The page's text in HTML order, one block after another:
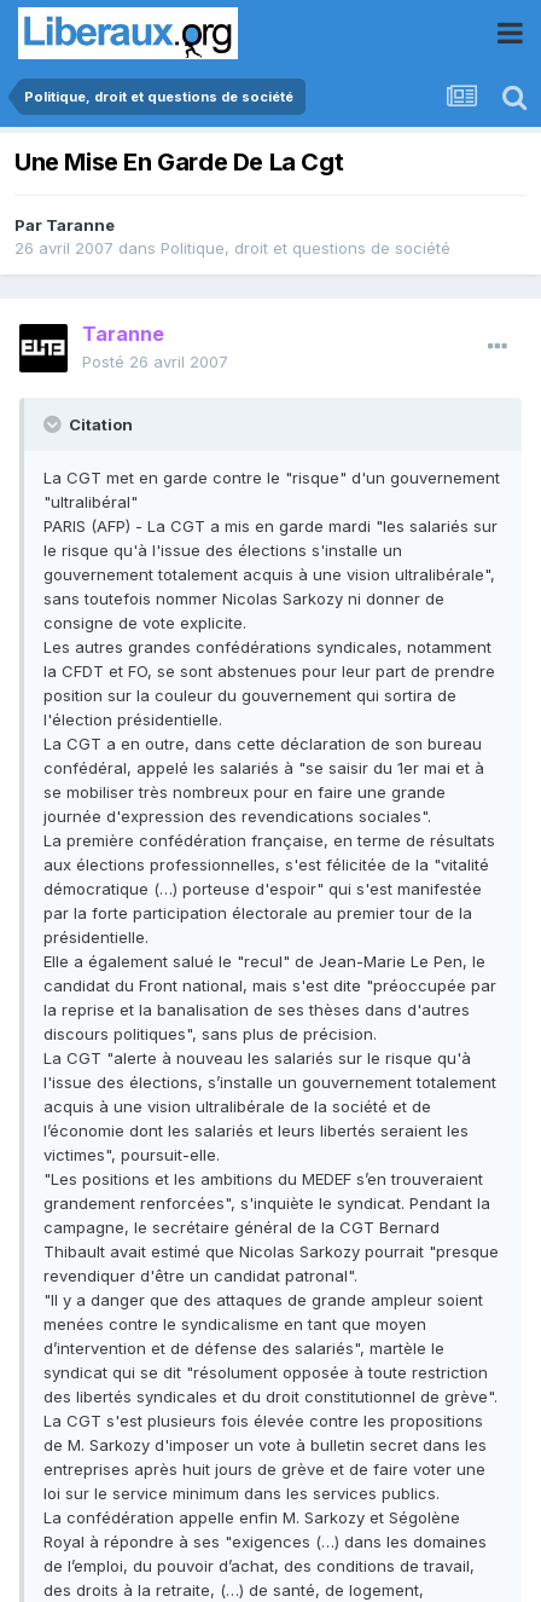
Politique, droit et questions de société
Une Mise En Garde De La Cgt
Par Taranne
26 avril 2007 dans Politique, droit et questions de société
Taranne
Posté 26 avril 2007
Citation
La CGT met en garde contre le "risque" d'un gouvernement
"ultralibéral"
PARIS (AFP) - La CGT a mis en garde mardi "les salariés sur
le risque qu'à l'issue des élections s'installe un
gouvernement totalement acquis à une vision ultralibérale",
sans toutefois nommer Nicolas Sarkozy ni donner de
consigne de vote explicite.
Les autres grandes confédérations syndicales, notamment
la CFDT et FO, se sont abstenues pour leur part de prendre
position sur la couleur du gouvernement qui sortira de
l'élection présidentielle.
La CGT a en outre, dans cette déclaration de son bureau
confédéral, appelé les salariés à "se saisir du 1er mai et à
se mobiliser très nombreux pour en faire une grande
journée d'expression des revendications sociales".
La première confédération française, en terme de résultats
aux élections professionnelles, s'est félicitée de la "vitalité
démocratique (…) porteuse d'espoir" qui s'est manifestée
par la forte participation électorale au premier tour de la
présidentielle.
Elle a également salué le "recul" de Jean-Marie Le Pen, le
candidat du Front national, mais s'est dite "préoccupée par
la reprise et la banalisation de ses thèses dans d'autres
discours politiques", sans plus de précision.
La CGT "alerte à nouveau les salariés sur le risque qu'à
l'issue des élections, s’installe un gouvernement totalement
acquis à une vision ultralibérale de la société et de
l’économie dont les salariés et leurs libertés seraient les
victimes", poursuit-elle.
"Les positions et les ambitions du MEDEF s’en trouveraient
grandement renforcées", s'inquiète le syndicat. Pendant la
campagne, le secrétaire général de la CGT Bernard
Thibault avait estimé que Nicolas Sarkozy pourrait "presque
revendiquer d'être un candidat patronal".
"Il y a danger que des attaques de grande ampleur soient
menées contre le syndicalisme en tant que moyen
d’intervention et de défense des salariés", martèle le
syndicat qui se dit "résolument opposée à toute restriction
des libertés syndicales et du droit constitutionnel de grève".
La CGT s'est plusieurs fois élevée contre les propositions
de M. Sarkozy d'imposer un vote à bulletin secret dans les
entreprises après huit jours de grève et de faire voter une
loi sur le service minimum dans les services publics.
La confédération appelle enfin M. Sarkozy et Ségolène
Royal à répondre à ses "exigences (…) dans les domaines
de l’emploi, du pouvoir d’achat, des conditions de travail,
des droits à la retraite, (…) de santé, de logement,